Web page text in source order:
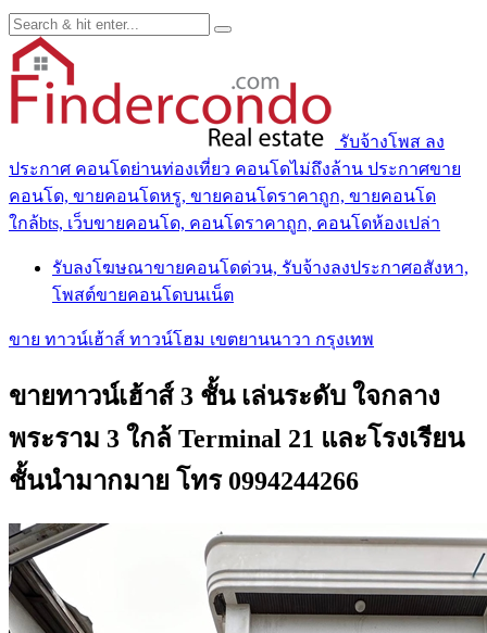
รับจ้างโพส ลง
ประกาศ คอนโดย่านท่องเที่ยว คอนโดไม่ถึงล้าน ประกาศขาย
คอนโด, ขายคอนโดหรู, ขายคอนโดราคาถูก, ขายคอนโด
ใกล้bts, เว็บขายคอนโด, คอนโดราคาถูก, คอนโดห้องเปล่า
รับลงโฆษณาขายคอนโดด่วน, รับจ้างลงประกาศอสังหา,
โพสต์ขายคอนโดบนเน็ต
ขาย ทาวน์เฮ้าส์ ทาวน์โฮม เขตยานนาวา กรุงเทพ
ขายทาวน์เฮ้าส์ 3 ชั้น เล่นระดับ ใจกลาง
พระราม 3 ใกล้ Terminal 21 และโรงเรียน
ชั้นนำมากมาย โทร 0994244266